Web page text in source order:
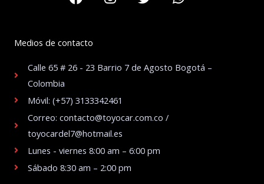
Medios de contacto
Calle 65 # 26 - 23 Barrio 7 de Agosto Bogotá –
Colombia
Móvil: (+57) 3133342461
Correo: contacto@toyocar.com.co /
toyocardel7@hotmail.es
Lunes - viernes 8:00 am – 6:00 pm
Sábado 8:30 am – 2:00 pm